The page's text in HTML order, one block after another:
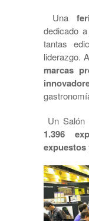
Una
dedicado
tantas
liderazgo.
marcas
Un Salón
1.396
expuestos